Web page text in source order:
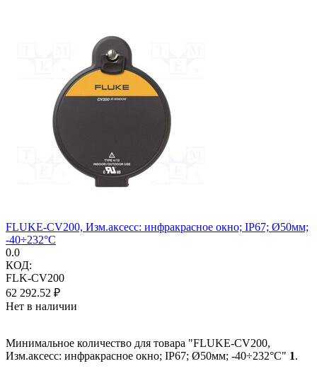
FLUKE-CV200, Изм.аксесс: инфракрасное окно; IP67; Ø50мм;
-40÷232°C
0.0
КОД:
FLK-CV200
62 292.52 ₽
Нет в наличии
Минимальное количество для товара "FLUKE-CV200,
Изм.аксесс: инфракрасное окно; IP67; Ø50мм; -40÷232°C" 1.